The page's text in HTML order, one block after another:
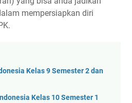
mempersiapkan diri
Kelas 9 Semester 2 dan
Kelas 10 Semester 1